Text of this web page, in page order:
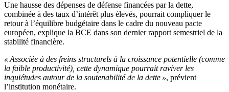
Une hausse des dépenses de défense financées par la dette,
combinée à des taux d’intérêt plus élevés, pourrait compliquer le
retour à l’équilibre budgétaire dans le cadre du nouveau pacte
européen, explique la BCE dans son dernier rapport semestriel de la
stabilité financière.
« Associée à des freins structurels à la croissance potentielle (comme
la faible productivité), cette dynamique pourrait raviver les
inquiétudes autour de la soutenabilité de la dette », prévient
l’institution monétaire.